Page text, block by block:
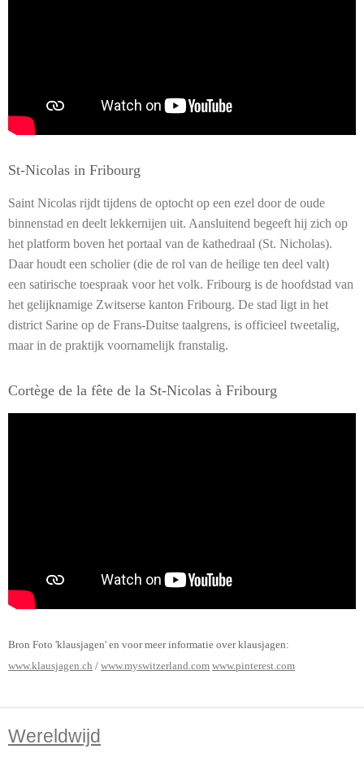
St-Nicolas in Fribourg
Saint Nicolas rijdt tijdens de optocht op een ezel door de oude
binnenstad en deelt lekkernijen uit. Aansluitend begeeft hij zich op
het platform boven het portaal van de kathedraal (St. Nicholas).
Daar houdt een scholier (die de rol van de heilige ten deel valt)
een satirische toespraak voor het volk. Fribourg is de hoofdstad van
het gelijknamige Zwitserse kanton Fribourg. De stad ligt in het
district Sarine op de Frans-Duitse taalgrens, is officieel tweetalig,
maar in de praktijk voornamelijk franstalig.
Cortège de la fête de la St-Nicolas à Fribourg
Bron Foto 'klausjagen' en voor meer informatie over klausjagen:
www.klausjagen.ch / www.myswitzerland.com www.pinterest.com
Wereldwijd